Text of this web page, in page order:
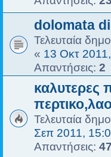
dolomata
Τελευταία
« 13 Οκτ
Απαντήσεις: 2
καλυτερες
Τελευταία
Σεπ 2011,
Απαντήσεις: 47